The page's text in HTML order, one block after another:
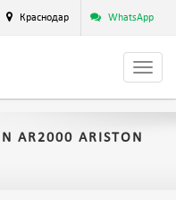
Краснодар WhatsApp
ARISTON